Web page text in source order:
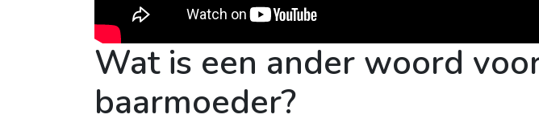
Wat is een ander woord
baarmoeder?